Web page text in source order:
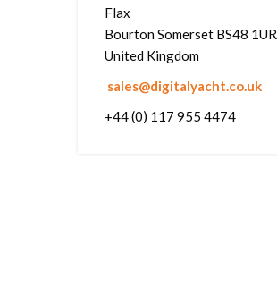
Flax
Bourton Somerset BS48 1UR
United Kingdom
sales@digitalyacht.co.uk
+44 (0) 117 955 4474